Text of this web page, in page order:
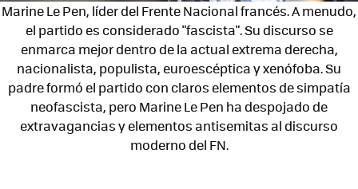
Marine Le Pen, líder del Frente Nacional francés. A menudo,
el partido es considerado "fascista". Su discurso se
enmarca mejor dentro de la actual extrema derecha,
nacionalista, populista, euroescéptica y xenófoba. Su
padre formó el partido con claros elementos de simpatía
neofascista, pero Marine Le Pen ha despojado de
extravagancias y elementos antisemitas al discurso
moderno del FN.